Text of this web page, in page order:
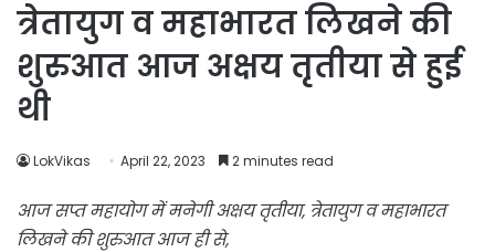
त्रेतायुग व महाभारत लिखने की
शुरुआत आज अक्षय तृतीया से हुई
थी
LokVikas April 22, 2023 2 minutes read
आज सप्त महायोग में मनेगी अक्षय तृतीया, त्रेतायुग व महाभारत
लिखने की शुरुआत आज ही से,